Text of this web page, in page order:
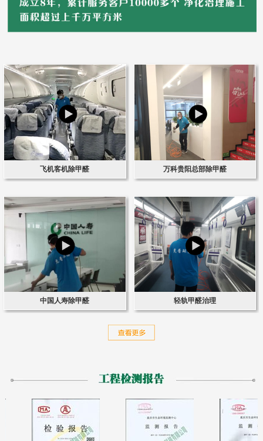
飞机客机除甲醛 万科贵阳总部除甲醛
中国人寿除甲醛 轻轨甲醛治理